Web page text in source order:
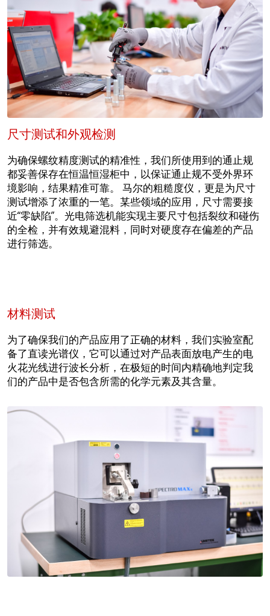
尺寸测试和外观检测
为确保螺纹精度测试的精准性，我们所使用到的通止规
都妥善保存在恒温恒湿柜中，以保证通止规不受外界环
境影响，结果精准可靠。 马尔的粗糙度仪，更是为尺寸
测试增添了浓重的一笔。某些领域的应用，尺寸需要接
近“零缺陷”。光电筛选机能实现主要尺寸包括裂纹和碰伤
的全检，并有效规避混料，同时对硬度存在偏差的产品
进行筛选。
材料测试
为了确保我们的产品应用了正确的材料，我们实验室配
备了直读光谱仪，它可以通过对产品表面放电产生的电
火花光线进行波长分析，在极短的时间内精确地判定我
们的产品中是否包含所需的化学元素及其含量。